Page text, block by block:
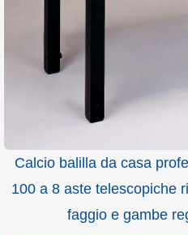
Calcio balilla da casa
100 a 8 aste telescopiche
faggio e gambe